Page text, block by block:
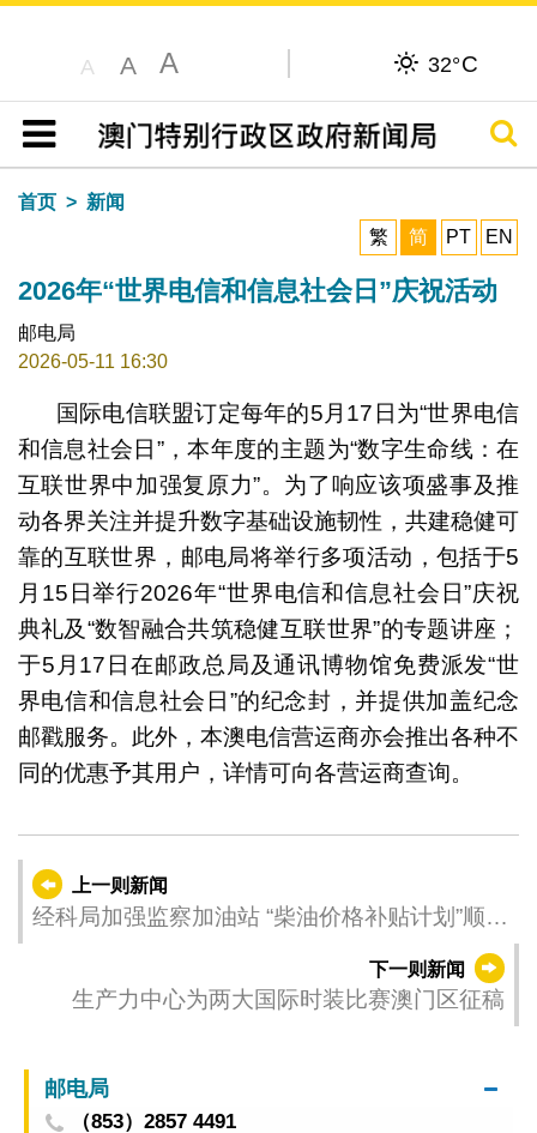
A A A 32°C
目录
搜寻
首页
新闻
繁
简 PT EN
2026年“世界电信和信息社会日”庆祝活动
邮电局
2026-05-11 16:30
国际电信联盟订定每年的5月17日为“世界电信
和信息社会日”，本年度的主题为“数字生命线：在
互联世界中加强复原力”。为了响应该项盛事及推
动各界关注并提升数字基础设施韧性，共建稳健可
靠的互联世界，邮电局将举行多项活动，包括于5
月15日举行2026年“世界电信和信息社会日”庆祝
典礼及“数智融合共筑稳健互联世界”的专题讲座；
于5月17日在邮政总局及通讯博物馆免费派发“世
界电信和信息社会日”的纪念封，并提供加盖纪念
邮戳服务。此外，本澳电信营运商亦会推出各种不
同的优惠予其用户，详情可向各营运商查询。
上一则新闻
经科局加强监察加油站 “柴油价格补贴计划”顺利
下一则新闻
生产力中心为两大国际时装比赛澳门区征稿
邮电局
（853）2857 4491